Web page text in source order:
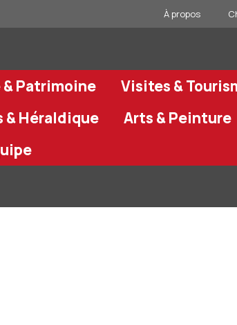
À propos
Patrimoine
Visites &
& Héraldique Arts & Peinture